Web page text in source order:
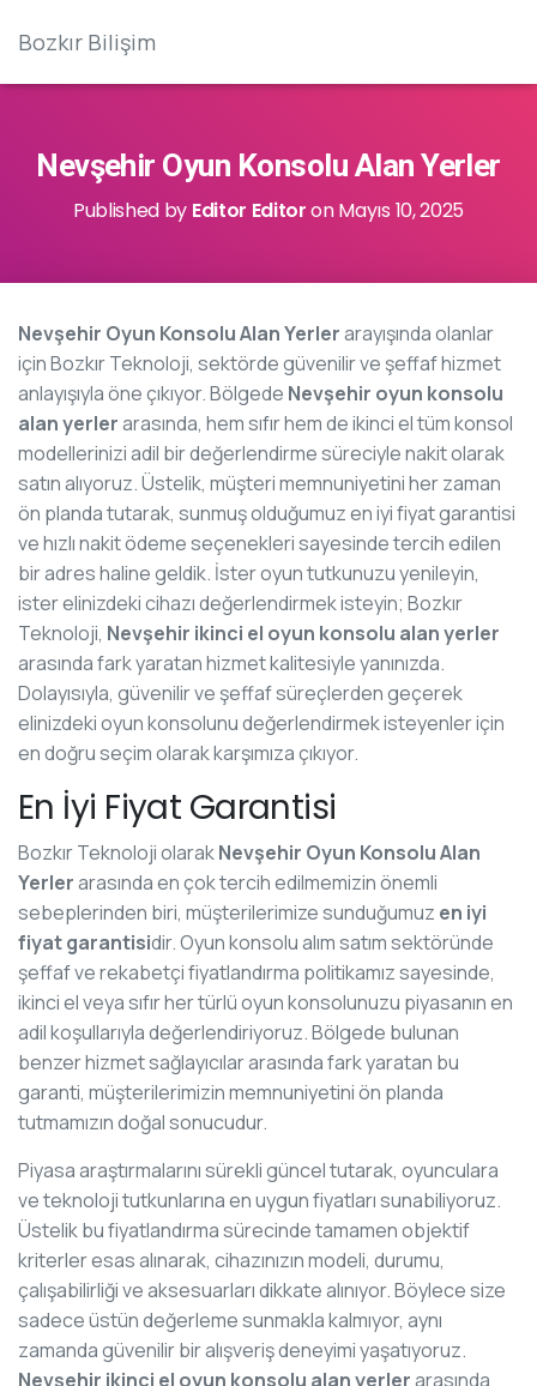
Bozkır Bilişim
Nevşehir Oyun Konsolu Alan Yerler
Published by Editor EditoronMayıs 10, 2025
Nevşehir Oyun Konsolu Alan Yerlerarayışında olanlar
için Bozkır Teknoloji, sektörde güvenilir ve şeffaf hizmet
anlayışıyla öne çıkıyor. Bölgede Nevşehir oyun konsolu
alan yerlerarasında, hem sıfır hem de ikinci el tüm konsol
modellerinizi adil bir değerlendirme süreciyle nakit olarak
satın alıyoruz. Üstelik, müşteri memnuniyetini her zaman
ön planda tutarak, sunmuş olduğumuz en iyi fiyat garantisi
ve hızlı nakit ödeme seçenekleri sayesinde tercih edilen
bir adres haline geldik. İster oyun tutkunuzu yenileyin,
ister elinizdeki cihazı değerlendirmek isteyin; Bozkır
Teknoloji, Nevşehir ikinci el oyun konsolu alan yerler
arasında fark yaratan hizmet kalitesiyle yanınızda.
Dolayısıyla, güvenilir ve şeffaf süreçlerden geçerek
elinizdeki oyun konsolunu değerlendirmek isteyenler için
en doğru seçim olarak karşımıza çıkıyor.
En İyi Fiyat Garantisi
Bozkır Teknoloji olarakNevşehir Oyun Konsolu Alan
Yerlerarasında en çok tercih edilmemizin önemli
sebeplerinden biri, müşterilerimize sunduğumuz en iyi
fiyat garantisidir. Oyun konsolu alım satım sektöründe
şeffaf ve rekabetçi fiyatlandırma politikamız sayesinde,
ikinci el veya sıfır her türlü oyun konsolunuzu piyasanın en
adil koşullarıyla değerlendiriyoruz. Bölgede bulunan
benzer hizmet sağlayıcılar arasında fark yaratan bu
garanti, müşterilerimizin memnuniyetini ön planda
tutmamızın doğal sonucudur.
Piyasa araştırmalarını sürekli güncel tutarak, oyunculara
ve teknoloji tutkunlarına en uygun fiyatları sunabiliyoruz.
Üstelik bu fiyatlandırma sürecinde tamamen objektif
kriterler esas alınarak, cihazınızın modeli, durumu,
çalışabilirliği ve aksesuarları dikkate alınıyor. Böylece size
sadece üstün değerleme sunmakla kalmıyor, aynı
zamanda güvenilir bir alışveriş deneyimi yaşatıyoruz.
Nevşehir ikinci el oyun konsolu alan yerlerarasında